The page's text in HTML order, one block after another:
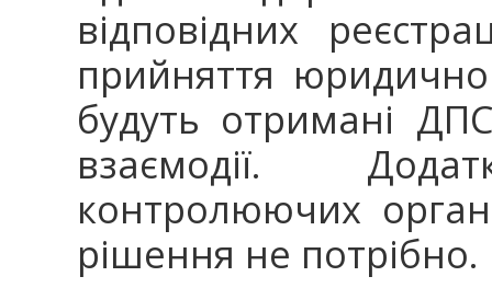
відповідних
прийняття
будуть отримані
взаємодії.
контролюючих
рішення не потрібно.